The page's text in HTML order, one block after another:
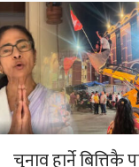
चुनाव हार्ने बित्तिकै